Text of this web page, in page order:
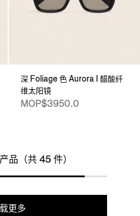
深 Foliage 色 Aurora I 醋酸纤
维太阳镜
MOP$3950.0
品（共 45 件）
更多